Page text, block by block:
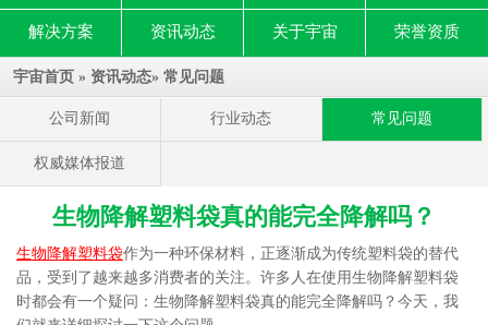
解决方案 资讯动态 关于宇宙 荣誉资质
宇宙首页 » 资讯动态» 常见问题
公司新闻 行业动态 常见问题
权威媒体报道
生物降解塑料袋真的能完全降解吗？
生物降解塑料袋作为一种环保材料，正逐渐成为传统塑料袋的替代
品，受到了越来越多消费者的关注。许多人在使用生物降解塑料袋
时都会有一个疑问：生物降解塑料袋真的能完全降解吗？今天，我